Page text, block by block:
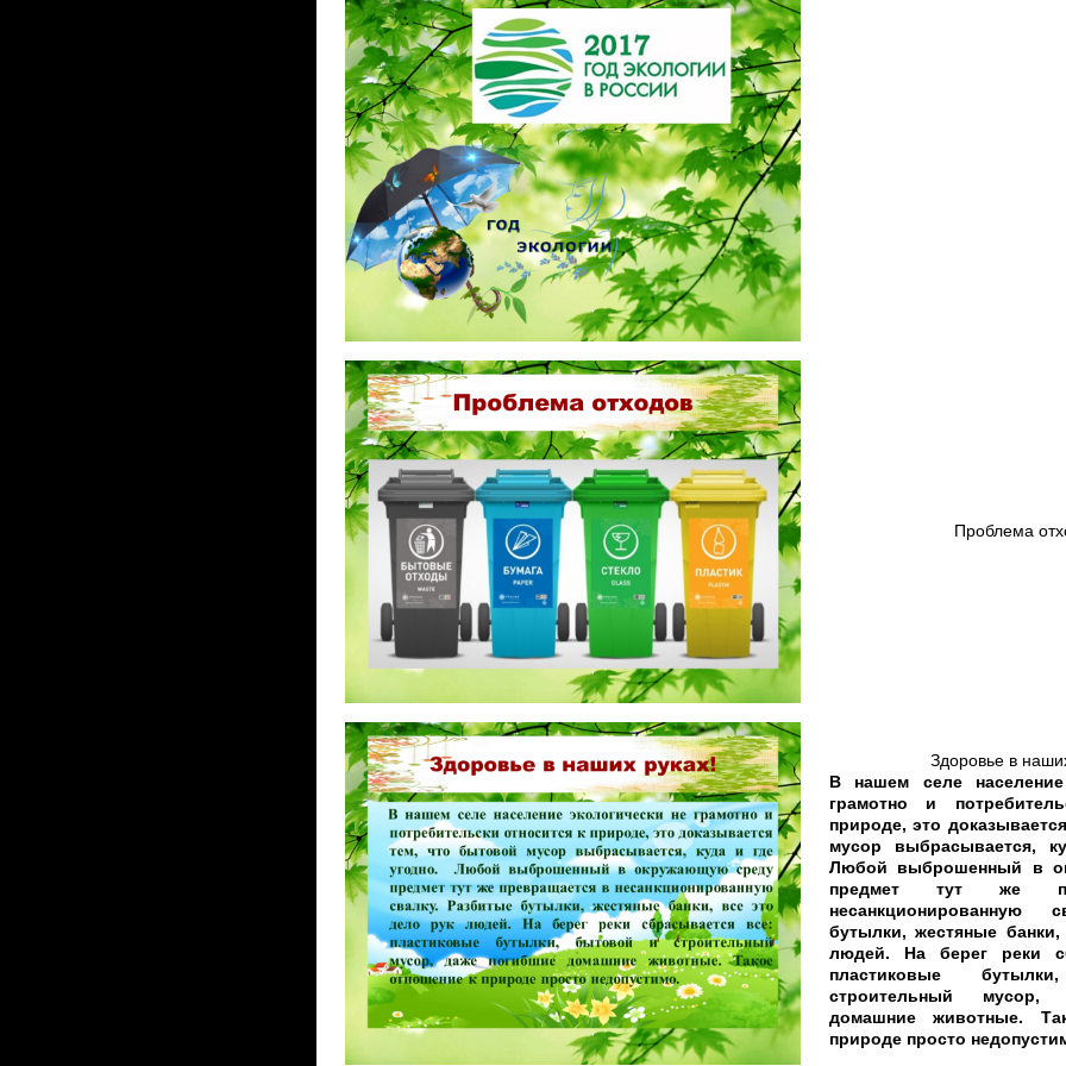
Проблема
Здоровье в
В нашем селе
грамотно и
природе, это
мусор выбрасывается,
Любой выброшенный в
предмет тут же
несанкционированную
бутылки, жестяные
людей. На берег реки
пластиковые
строительный
домашние животные.
природе просто